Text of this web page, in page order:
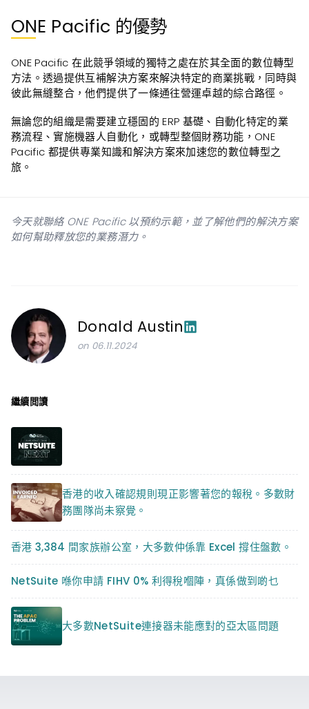
ONE Pacific 的優勢
ONE Pacific 在此競爭領域的獨特之處在於其全面的數位轉型
方法。透過提供互補解決方案來解決特定的商業挑戰，同時與
彼此無縫整合，他們提供了一條通往營運卓越的綜合路徑。
無論您的組織是需要建立穩固的 ERP 基礎、自動化特定的業
務流程、實施機器人自動化，或轉型整個財務功能，ONE
Pacific 都提供專業知識和解決方案來加速您的數位轉型之
旅。
今天就聯絡 ONE Pacific 以預約示範，並了解他們的解決方案
如何幫助釋放您的業務潛力。
Donald Austin
on 06.11.2024
繼續閲讀
香港的收入確認規則現正影響著您的報稅。多數財
務團隊尚未察覺。
香港 3,384 間家族辦公室，大多數仲係靠 Excel 撐住盤數。
NetSuite 喺你申請 FIHV 0% 利得稅嗰陣，真係做到啲乜
大多數NetSuite連接器未能應對的亞太區問題